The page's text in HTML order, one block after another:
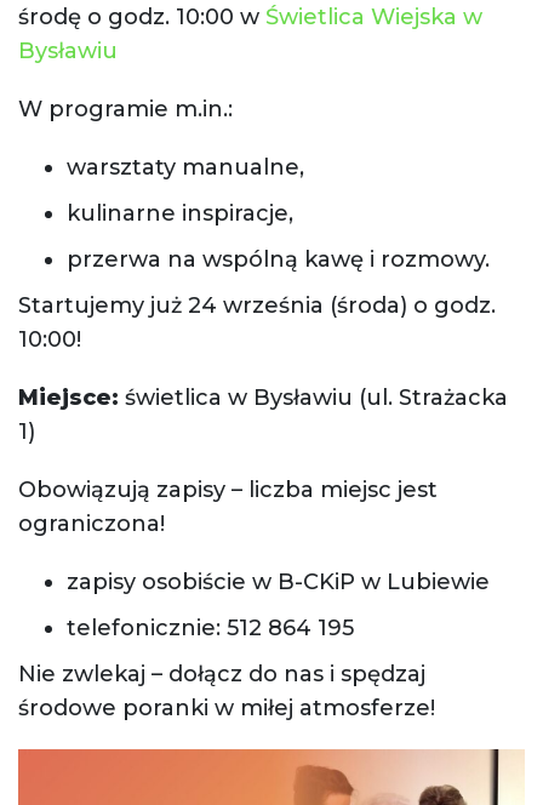
środę o godz. 10:00 w Świetlica Wiejska w
Bysławiu
W programie m.in.:
warsztaty manualne,
kulinarne inspiracje,
przerwa na wspólną kawę i rozmowy.
Startujemy już 24 września (środa) o godz.
10:00!
Miejsce: świetlica w Bysławiu (ul. Strażacka
1)
Obowiązują zapisy – liczba miejsc jest
ograniczona!
zapisy osobiście w B-CKiP w Lubiewie
telefonicznie: 512 864 195
Nie zwlekaj – dołącz do nas i spędzaj
środowe poranki w miłej atmosferze!